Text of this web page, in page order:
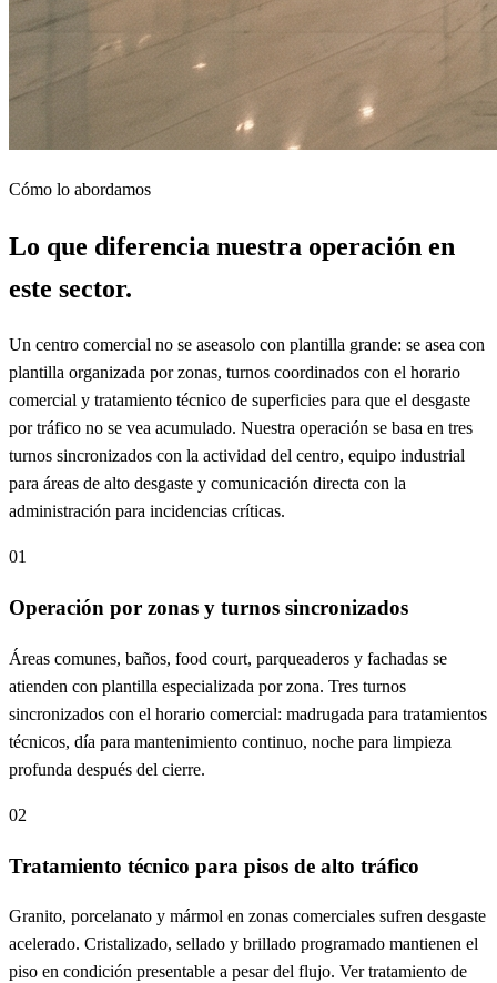
Cómo lo abordamos
Lo que diferencia nuestra operación en
este sector.
Un centro comercial no se aseasolo con plantilla grande: se asea con
plantilla organizada por zonas, turnos coordinados con el horario
comercial y tratamiento técnico de superficies para que el desgaste
por tráfico no se vea acumulado. Nuestra operación se basa en tres
turnos sincronizados con la actividad del centro, equipo industrial
para áreas de alto desgaste y comunicación directa con la
administración para incidencias críticas.
01
Operación por zonas y turnos sincronizados
Áreas comunes, baños, food court, parqueaderos y fachadas se
atienden con plantilla especializada por zona. Tres turnos
sincronizados con el horario comercial: madrugada para tratamientos
técnicos, día para mantenimiento continuo, noche para limpieza
profunda después del cierre.
02
Tratamiento técnico para pisos de alto tráfico
Granito, porcelanato y mármol en zonas comerciales sufren desgaste
acelerado. Cristalizado, sellado y brillado programado mantienen el
piso en condición presentable a pesar del flujo. Ver tratamiento de